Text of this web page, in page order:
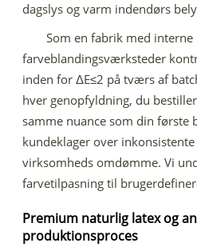
dagslys og varm indendørs
Som en fabrik med interne
farveblandingsværksteder
inden for ΔE≤2 på tværs af
hver genopfyldning, du
samme nuance som din første
kundeklager over
virksomheds omdømme. Vi
farvetilpasning til
Premium naturlig latex og
produktionsproces